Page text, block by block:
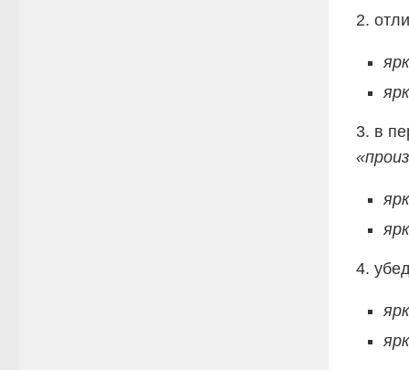
2.
3. в
4.